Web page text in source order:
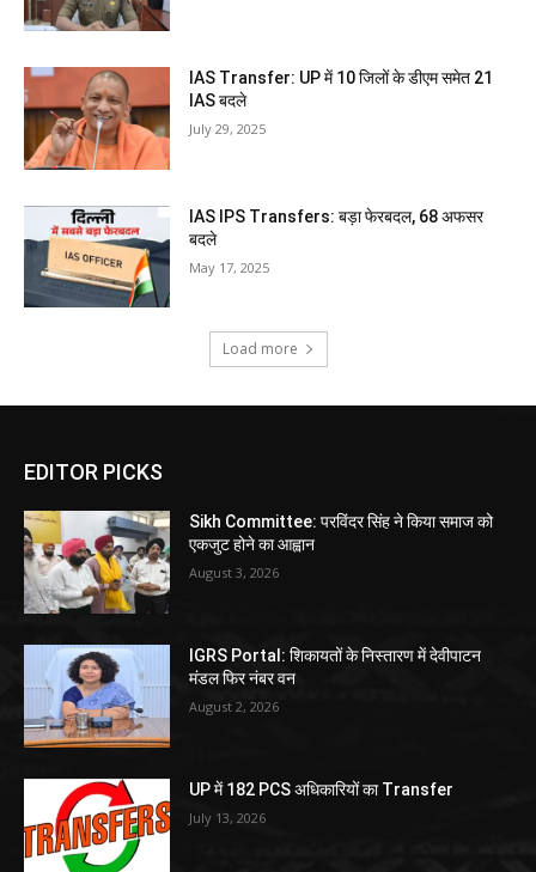
IAS Transfer: UP में 10 जिलों के डीएम समेत 21
IAS बदले
July 29, 2025
IAS IPS Transfers: बड़ा फेरबदल, 68 अफसर
बदले
May 17, 2025
Load more
EDITOR PICKS
Sikh Committee: परविंदर सिंह ने किया समाज को
एकजुट होने का आह्वान
August 3, 2026
IGRS Portal: शिकायतों के निस्तारण में देवीपाटन
मंडल फिर नंबर वन
August 2, 2026
UP में 182 PCS अधिकारियों का Transfer
July 13, 2026